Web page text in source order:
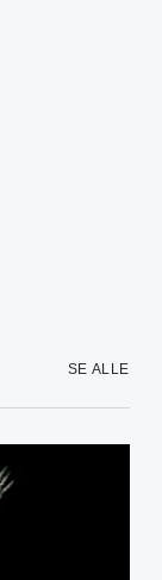
SE ALLE